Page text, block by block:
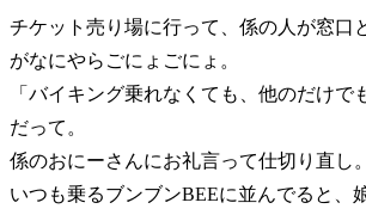
チケット売り場に行って、係の人が窓口
がなにやらごにょごにょ。
「バイキング乗れなくても、他のだけで
だって。
係のおにーさんにお礼言って仕切り直し。
いつも乗るブンブンBEEに並んでると、